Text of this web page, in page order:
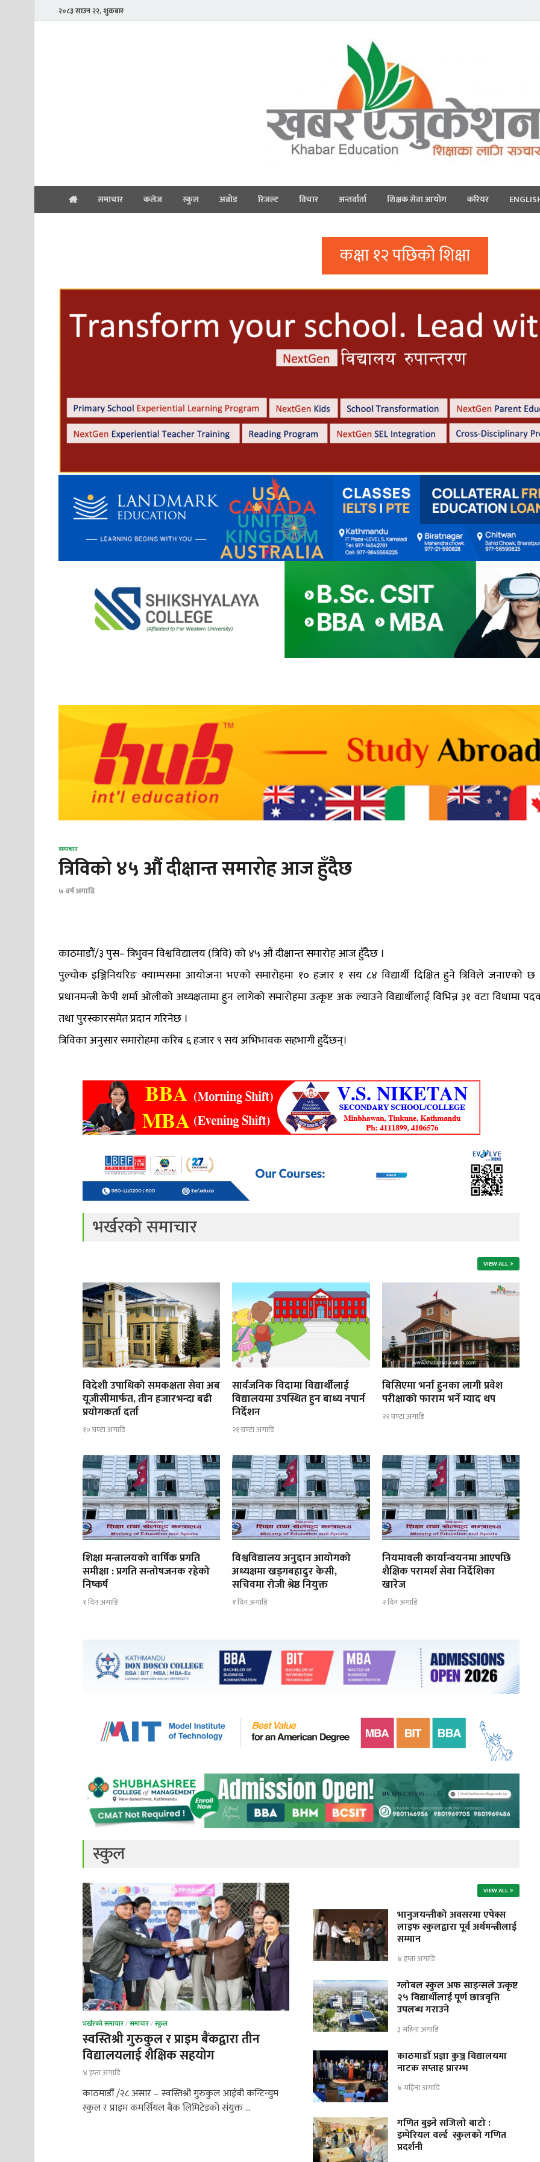
२०८३ साउन २२, शुक्रबार
समाचार कलेज स्कुल अब्रोड रिजल्ट विचार अन्तर्वार्ता शिक्षक सेवा आयोग करियर
कक्षा १२ पछिको शिक्षा
समाचार
त्रिविको ४५ औं दीक्षान्त समारोह आज हुँदैछ
७ वर्ष अगाडि
काठमाडौं/३ पुस– त्रिभुवन विश्वविद्यालय (त्रिवि) को ४५ औं दीक्षान्त समारोह आज हुँदैछ ।
पुल्चोक इञ्जिनियरिङ क्याम्पसमा आयोजना भएकाे समारोहमा १० हजार १ सय ८४ विद्यार्थी दिक्षित हुने त्रिविले जनाएको छ
प्रधानमन्त्री केपी शर्मा ओलीकाे अध्यक्षतामा हुन लागेको समारोहमा उत्कृष्ट अकं ल्याउने विद्यार्थीलाई विभिन्न ३१ वटा विधामा
तथा पुरस्कारसमेत प्रदान गरिनेछ ।
त्रिविका अनुसार समारोहमा करिब ६ हजार ९ सय अभिभावक सहभागी हुदैंछन्।
भर्खरको समाचार
VIEW ALL
विदेशी उपाधिको समकक्षता सेवा अब
यूजीसीमार्फत, तीन हजारभन्दा बढी
प्रयोगकर्ता दर्ता
१० घण्टा अगाडि
सार्वजनिक विदामा विद्यार्थीलाई
विद्यालयमा उपस्थित हुन बाध्य नपार्न
निर्देशन
२१ घण्टा अगाडि
बिसिएमा भर्ना हुनका लागी प्रवेश
परीक्षाको फाराम भर्ने म्याद थप
२२ घण्टा अगाडि
शिक्षा मन्त्रालयको वार्षिक प्रगति
समीक्षा : प्रगति सन्तोषजनक रहेको
निष्कर्ष
१ दिन अगाडि
विश्वविद्यालय अनुदान आयोगको
अध्यक्षमा खड्गबहादुर केसी,
सचिवमा रोजी श्रेष्ठ नियुक्त
१ दिन अगाडि
नियमावली कार्यान्वयनमा आएपछि
शैक्षिक परामर्श सेवा निर्देशिका
खारेज
२ दिन अगाडि
स्कुल
VIEW ALL
भर्खरको समाचार/समाचार/स्कुल
स्वस्तिश्री गुरुकुल र प्राइम बैंकद्वारा तीन
विद्यालयलाई शैक्षिक सहयोग
४ हप्ता अगाडि
काठमाडौँ /२८ असार – स्वस्तिश्री गुरुकुल आईबी कन्टिन्युम
स्कुल र प्राइम कमर्सियल बैंक लिमिटेडको संयुक्त …
भानुजयन्तीको अवसरमा एपेक्स
लाइफ स्कुलद्वारा पूर्व अर्थमन्त्रीलाई
सम्मान
४ हप्ता अगाडि
ग्लोबल स्कुल अफ साइन्सले उत्कृष्ट
२५ विद्यार्थीलाई पूर्ण छात्रवृत्ति
उपलब्ध गराउने
३ महिना अगाडि
काठमाडौँ प्रज्ञा कुञ्ज विद्यालयमा
नाटक सप्ताह प्रारम्भ
४ महिना अगाडि
गणित बुझ्ने सजिलो बाटो :
इम्पेरियल वर्ल्ड स्कुलको गणित
प्रदर्शनी